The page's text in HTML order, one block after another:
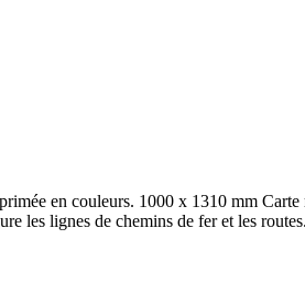
en couleurs. 1000 x 1310 mm
les lignes de chemins de fer et les